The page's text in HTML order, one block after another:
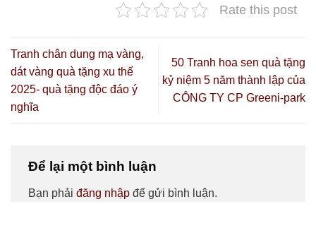
Rate this post
Tranh chân dung mạ vàng,
dát vàng quà tặng xu thế
2025- quà tặng độc đáo ý
nghĩa
50 Tranh hoa sen quà tặng
kỷ niệm 5 năm thành lập của
CÔNG TY CP Greeni-park
Để lại một bình luận
Bạn phải đăng nhập để gửi bình luận.